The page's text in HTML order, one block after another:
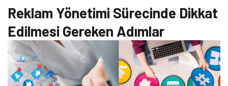
Reklam Yönetimi Sürecinde Dikkat
Edilmesi Gereken Adımlar